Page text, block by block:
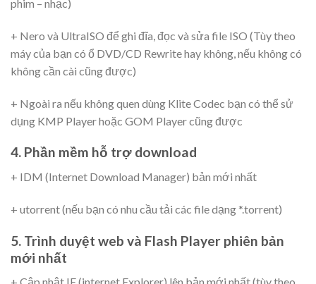
phim – nhạc)
+ Nero và UltraISO để ghi đĩa, đọc và sửa file ISO (Tùy theo
máy của bạn có ổ DVD/CD Rewrite hay không, nếu không có
không cần cài cũng được)
+ Ngoài ra nếu không quen dùng Klite Codec bạn có thể sử
dụng KMP Player hoặc GOM Player cũng được
4. Phần mềm hỗ trợ download
+ IDM (Internet Download Manager) bản mới nhất
+ utorrent (nếu bạn có nhu cầu tải các file dạng *.torrent)
5. Trình duyệt web và Flash Player phiên bản
mới nhất